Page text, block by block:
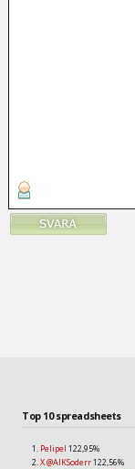
Top 10 spreadsheets
Pelipel 122,95%
X @AIKSoderr122,56%